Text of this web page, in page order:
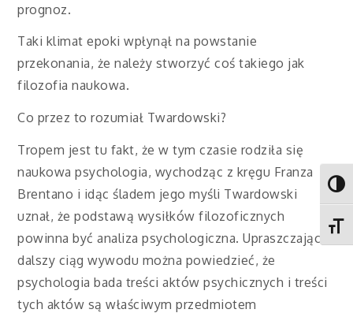
prognoz.
Taki klimat epoki wpłynął na powstanie
przekonania, że należy stworzyć coś takiego jak
filozofia naukowa.
Co przez to rozumiał Twardowski?
Tropem jest tu fakt, że w tym czasie rodziła się
naukowa psychologia, wychodząc z kręgu Franza
Brentano i idąc śladem jego myśli Twardowski
uznał, że podstawą wysiłków filozoficznych
powinna być analiza psychologiczna. Upraszczając
dalszy ciąg wywodu można powiedzieć, że
psychologia bada treści aktów psychicznych i treści
tych aktów są właściwym przedmiotem